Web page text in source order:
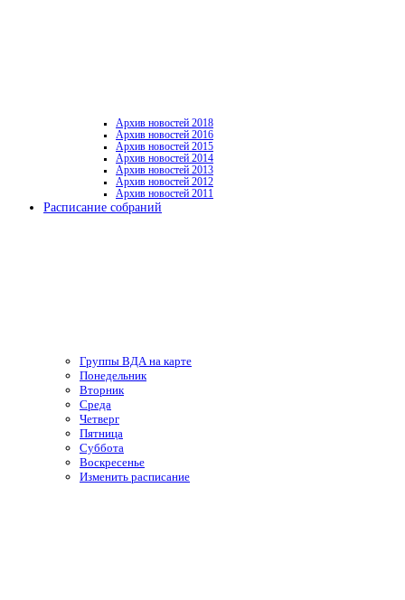
Архив новостей 2018
Архив новостей 2016
Архив новостей 2015
Архив новостей 2014
Архив новостей 2013
Архив новостей 2012
Архив новостей 2011
Расписание собраний
Группы ВДА на карте
Понедельник
Вторник
Среда
Четверг
Пятница
Суббота
Воскресенье
Изменить расписание